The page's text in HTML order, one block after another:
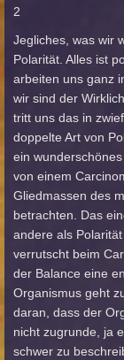
2
Jegliches, was wir
Polarität. Alles ist
arbeiten uns ganz
wir sind der
tritt uns das in
doppelte Art von
ein
von einem
Gliedmassen des
betrachten. Das
andere als
verrutscht beim
der Balance eine
Organismus geht
daran, dass der
nicht zugrunde, ja
schwer zu